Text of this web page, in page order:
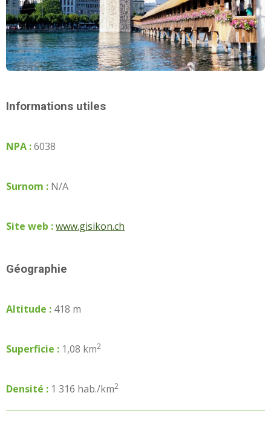
Informations utiles
NPA :6038
Surnom : N/A
Site web :www.gisikon.ch
Géographie
Altitude : 418 m
Superficie : 1,08 km2
Densité : 1 316 hab./km2